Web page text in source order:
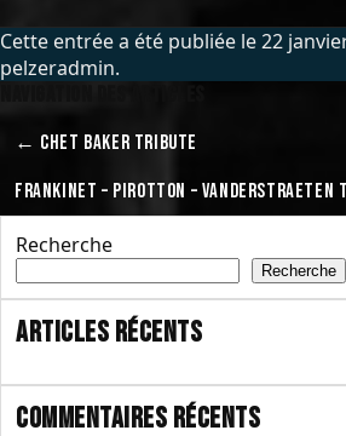
Cette entrée a été publiée le22
pelzeradmin.
← CHET BAKER TRIBUTE
FRANKINET – PIROTTON – VANDERSTRAETEN
Recherche
Recherche
Articles récents
Commentaires récents